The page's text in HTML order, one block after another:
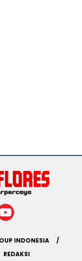
INDONESIA
REDAKSI